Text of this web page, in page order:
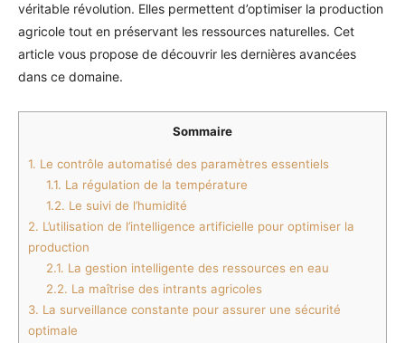
véritable révolution. Elles permettent d’optimiser la production
agricole tout en préservant les ressources naturelles. Cet
article vous propose de découvrir les dernières avancées
dans ce domaine.
Sommaire
1. Le contrôle automatisé des paramètres essentiels
1.1. La régulation de la température
1.2. Le suivi de l’humidité
2. L’utilisation de l’intelligence artificielle pour optimiser la
production
2.1. La gestion intelligente des ressources en eau
2.2. La maîtrise des intrants agricoles
3. La surveillance constante pour assurer une sécurité
optimale